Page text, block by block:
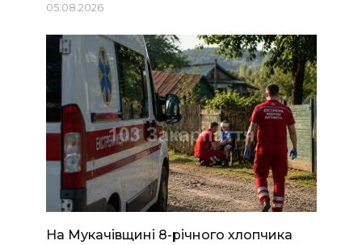
05.08.2026
На Мукачівщині 8-річного хлопчика